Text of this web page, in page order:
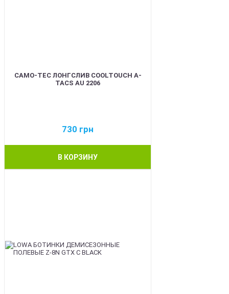
CAMO-TEC ЛОНГСЛИВ COOLTOUCH A-
TACS AU 2206
730 грн
В КОРЗИНУ